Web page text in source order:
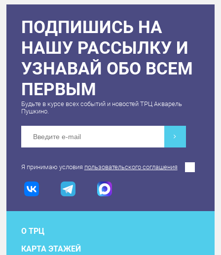
ПОДПИШИСЬ НА
НАШУ РАССЫЛКУ И
УЗНАВАЙ ОБО ВСЕМ
ПЕРВЫМ
Будьте в курсе всех событий и новостей ТРЦ Акварель
Пушкино.
Я принимаю условия пользовательского соглашения
О ТРЦ
КАРТА ЭТАЖЕЙ